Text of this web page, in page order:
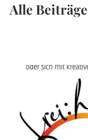
Alle Beiträge